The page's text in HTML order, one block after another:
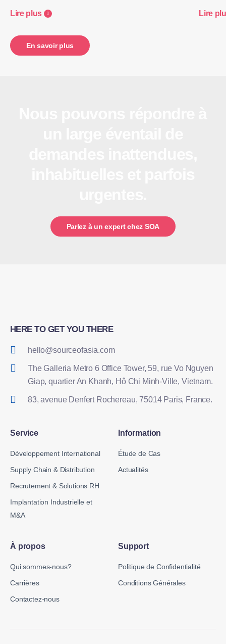
Lire plus Lire
En savoir plus
Parlez à un expert chez SOA
HERE TO GET YOU THERE
hello@sourceofasia.com
The Galleria Metro 6 Office Tower, 59, rue Vo Nguyen
Giap, quartier An Khanh, Hô Chi Minh-Ville, Vietnam.
83, avenue Denfert Rochereau, 75014 Paris, France.
Service
Développement International
Supply Chain & Distribution
Recrutement & Solutions RH
Implantation Industrielle et
M&A
Information
Étude de Cas
Actualités
À propos
Qui sommes-nous?
Carrières
Contactez-nous
Support
Politique de Confidentialité
Conditions Générales